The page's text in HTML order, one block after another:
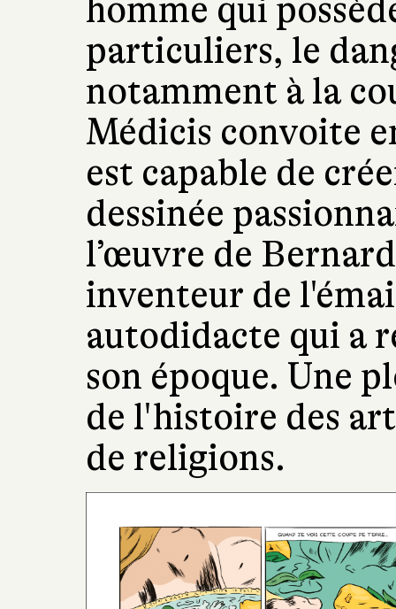
homme qui
particuliers, le
notamment à la
Médicis convoite
est capable de
dessinée
l’œuvre de
inventeur de
autodidacte qui a
son époque. Une
de l'histoire des
de religions.